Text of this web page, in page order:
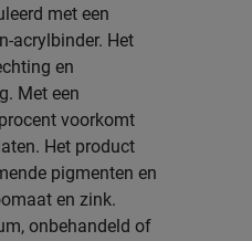
met een
acrylbinder. Het
en
Met een
voorkomt
Het product
pigmenten en
en zink.
onbehandeld of